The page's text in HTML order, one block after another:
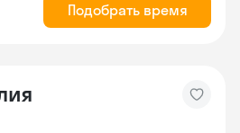
Подобрать время